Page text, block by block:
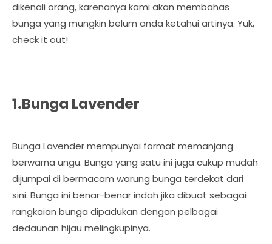
dikenali orang, karenanya kami akan membahas
bunga yang mungkin belum anda ketahui artinya. Yuk,
check it out!
1.Bunga Lavender
Bunga Lavender mempunyai format memanjang
berwarna ungu. Bunga yang satu ini juga cukup mudah
dijumpai di bermacam warung bunga terdekat dari
sini. Bunga ini benar-benar indah jika dibuat sebagai
rangkaian bunga dipadukan dengan pelbagai
dedaunan hijau melingkupinya.